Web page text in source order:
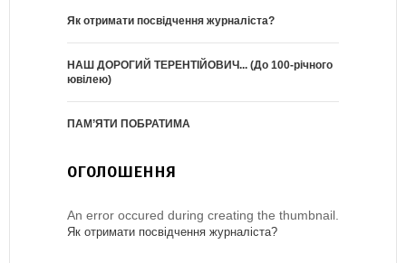
Як отримати посвідчення журналіста?
НАШ ДОРОГИЙ ТЕРЕНТІЙОВИЧ... (До 100-річного
ювілею)
ПАМ’ЯТИ ПОБРАТИМА
ОГОЛОШЕННЯ
An error occured during creating the thumbnail.
Як отримати посвідчення журналіста?